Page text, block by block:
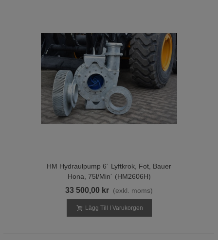
HM Hydraulpump 6´ Lyftkrok, Fot, Bauer
Hona, 75l/min´ (HM2606H)
33 500,00 kr (exkl. moms)
Lägg Till I Varukorgen